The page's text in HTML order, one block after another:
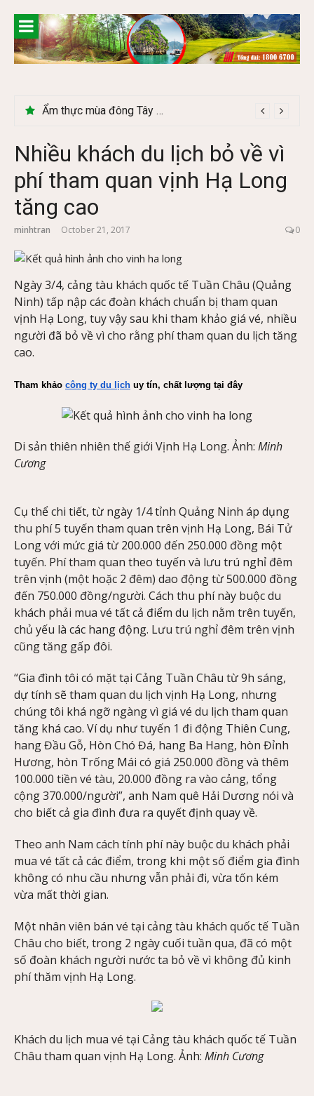
content
Lễ 2/9 có phải mùa du lịch Hà Giang đẹp không?
Nhiều khách du lịch bỏ về vì
phí tham quan vịnh Hạ Long
tăng cao
minhtran October 21, 2017 0
Ngày 3/4, cảng tàu khách quốc tế Tuần Châu (Quảng
Ninh) tấp nập các đoàn khách chuẩn bị tham quan
vịnh Hạ Long, tuy vậy sau khi tham khảo giá vé, nhiều
người đã bỏ về vì cho rằng phí tham quan du lịch tăng
cao.
Tham khảo công ty du lịch uy tín, chất lượng tại đây
Di sản thiên nhiên thế giới Vịnh Hạ Long. Ảnh: Minh
Cương
Cụ thể chi tiết, từ ngày 1/4 tỉnh Quảng Ninh áp dụng
thu phí 5 tuyến tham quan trên vịnh Hạ Long, Bái Tử
Long với mức giá từ 200.000 đến 250.000 đồng một
tuyến. Phí tham quan theo tuyến và lưu trú nghỉ đêm
trên vịnh (một hoặc 2 đêm) dao động từ 500.000 đồng
đến 750.000 đồng/người. Cách thu phí này buộc du
khách phải mua vé tất cả điểm du lịch nằm trên tuyến,
chủ yếu là các hang động. Lưu trú nghỉ đêm trên vịnh
cũng tăng gấp đôi.
“Gia đình tôi có mặt tại Cảng Tuần Châu từ 9h sáng,
dự tính sẽ tham quan du lịch vịnh Hạ Long, nhưng
chúng tôi khá ngỡ ngàng vì giá vé du lịch tham quan
tăng khá cao. Ví dụ như tuyến 1 đi động Thiên Cung,
hang Đầu Gỗ, Hòn Chó Đá, hang Ba Hang, hòn Đỉnh
Hương, hòn Trống Mái có giá 250.000 đồng và thêm
100.000 tiền vé tàu, 20.000 đồng ra vào cảng, tổng
cộng 370.000/người”, anh Nam quê Hải Dương nói và
cho biết cả gia đình đưa ra quyết định quay về.
Theo anh Nam cách tính phí này buộc du khách phải
mua vé tất cả các điểm, trong khi một số điểm gia đình
không có nhu cầu nhưng vẫn phải đi, vừa tốn kém
vừa mất thời gian.
Một nhân viên bán vé tại cảng tàu khách quốc tế Tuần
Châu cho biết, trong 2 ngày cuối tuần qua, đã có một
số đoàn khách người nước ta bỏ về vì không đủ kinh
phí thăm vịnh Hạ Long.
Khách du lịch mua vé tại Cảng tàu khách quốc tế Tuần
Châu tham quan vịnh Hạ Long. Ảnh: Minh Cương